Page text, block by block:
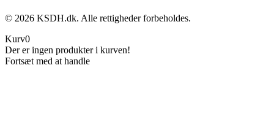
© 2026 KSDH.dk. Alle rettigheder forbeholdes.
Kurv0
Der er ingen produkter i kurven!
Fortsæt med at handle